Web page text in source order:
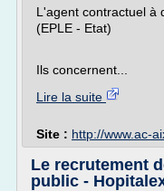
L'agent contractuel à
(EPLE - Etat)
Ils concernent...
Lire la suite
Site : http://www.ac-
Le recrutement
public -